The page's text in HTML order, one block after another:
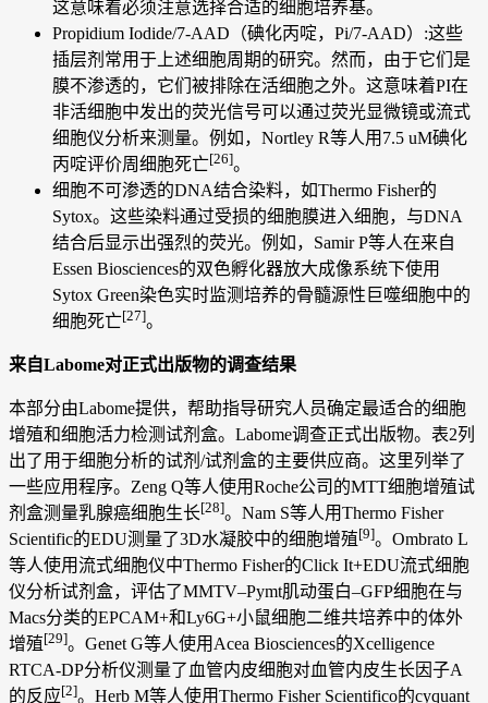
这意味着必须注意选择合适的细胞培养基。
Propidium Iodide/7-AAD（碘化丙啶，Pi/7-AAD）:这些
插层剂常用于上述细胞周期的研究。然而，由于它们是
膜不渗透的，它们被排除在活细胞之外。这意味着PI在
非活细胞中发出的荧光信号可以通过荧光显微镜或流式
细胞仪分析来测量。例如，Nortley R等人用7.5 uM碘化
丙啶评价周细胞死亡[26]。
细胞不可渗透的DNA结合染料，如Thermo Fisher的
Sytox。这些染料通过受损的细胞膜进入细胞，与DNA
结合后显示出强烈的荧光。例如，Samir P等人在来自
Essen Biosciences的双色孵化器放大成像系统下使用
Sytox Green染色实时监测培养的骨髓源性巨噬细胞中的
细胞死亡[27]。
来自Labome对正式出版物的调查结果
本部分由Labome提供，帮助指导研究人员确定最适合的细胞
增殖和细胞活力检测试剂盒。Labome调查正式出版物。表2列
出了用于细胞分析的试剂/试剂盒的主要供应商。这里列举了
一些应用程序。Zeng Q等人使用Roche公司的MTT细胞增殖试
剂盒测量乳腺癌细胞生长[28]。Nam S等人用Thermo Fisher
Scientific的EDU测量了3D水凝胶中的细胞增殖[9]。Ombrato L
等人使用流式细胞仪中Thermo Fisher的Click It+EDU流式细胞
仪分析试剂盒，评估了MMTV–Pymt肌动蛋白–GFP细胞在与
Macs分类的EPCAM+和Ly6G+小鼠细胞二维共培养中的体外
增殖[29]。Genet G等人使用Acea Biosciences的Xcelligence
RTCA-DP分析仪测量了血管内皮细胞对血管内皮生长因子A
的反应[2]。Herb M等人使用Thermo Fisher Scientifico的cyquant